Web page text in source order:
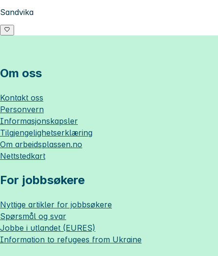
Sandvika
Om oss
Kontakt oss
Personvern
Informasjonskapsler
Tilgjengelighetserklæring
Om arbeidsplassen.no
Nettstedkart
For jobbsøkere
Nyttige artikler for jobbsøkere
Spørsmål og svar
Jobbe i utlandet (EURES)
Information to refugees from Ukraine